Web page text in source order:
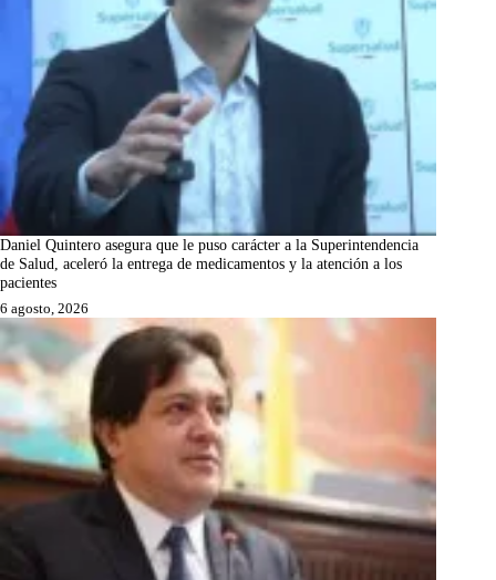
Daniel Quintero asegura que le puso carácter a la Superintendencia
de Salud, aceleró la entrega de medicamentos y la atención a los
pacientes
6 agosto, 2026